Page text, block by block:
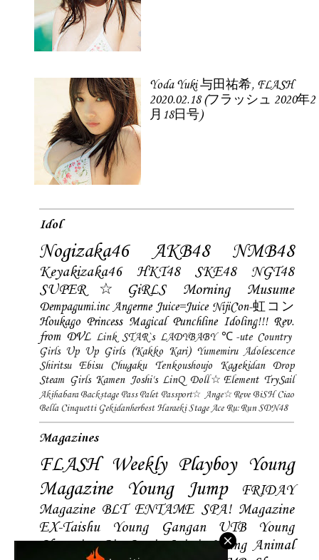
Yoda Yuki 与田祐希, FLASH
2020.02.18 (フラッシュ 2020年2
月18日号)
Idol
Nogizaka46 AKB48 NMB48
Keyakizaka46 HKT48 SKE48
NGT48
SUPER☆GiRLS
Morning Musume
Dempagumi.inc Angerme Juice=Juice NijiCon-虹コン
Houkago Princess Magical Punchline Idoling!!! Rev.
from DVL Link STAR`s LADYBABY ℃-ute Country
Girls Up Up Girls (Kakko Kari) Yumemiru Adolescence
Shiritsu Ebisu Chugaku
Tenkoushoujo Kagekidan
Drop
Steam Girls Kamen Joshi's LinQ Doll☆Element TrySail
Akihabara Backstage Pass Palet Passport☆ Ange☆Reve BiSH Ciao
Bella Cinquetti Gekidanherbest Haraeki Stage Ace Ru:Run SDN48
Magazines
FLASH Weekly Playboy Young
Magazine
Young Jump
FRIDAY
Magazine BLT ENTAME SPA! Magazine
EX-Taishu
Young Gangan UTB
Young
Champion Big Comic Spirtis Young Animal